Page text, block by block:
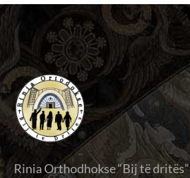
Rinia Orthodhokse “Bij të dritës”